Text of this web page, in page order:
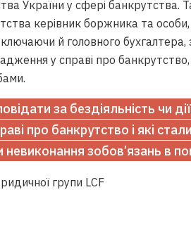
України у сфері банкрутства.
керівник боржника та особи,
й головного бухгалтера,
у справі про
за бездіяльність чи
про банкрутство і які
зобов’язань в
групи LCF